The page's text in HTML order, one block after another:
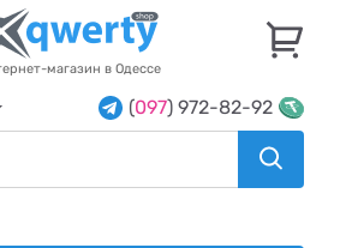
магазин в Одессе
(097) 972-82-92